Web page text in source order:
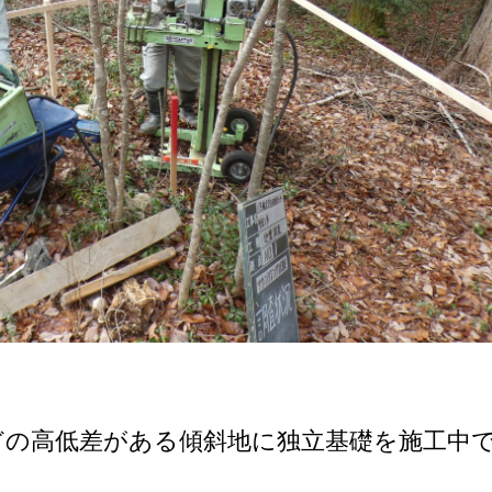
高低差がある傾斜地に独立基礎を施工中